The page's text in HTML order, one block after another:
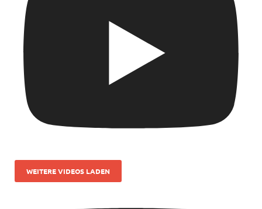
WEITERE VIDEOS LADEN